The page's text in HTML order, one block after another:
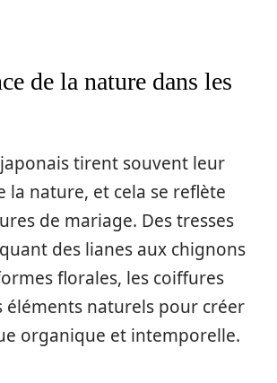
de la nature dans les
tirent souvent leur
la nature, et cela se reflète
de mariage. Des tresses
des lianes aux chignons
florales, les coiffures
éléments naturels pour créer
organique et intemporelle.